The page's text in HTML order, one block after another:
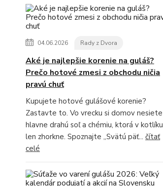
04.06.2026 Rady z Dvora
Aké je najlepšie korenie na guláš?
Prečo hotové zmesi z obchodu ničia
pravú chuť
Kupujete hotové gulášové korenie?
Zastavte to. Vo vrecku si domov nesiete
hlavne drahú soľ a chémiu, ktorá v kotlíku
len zhorkne. Spoznajte „Svätú päť... čítať
celé